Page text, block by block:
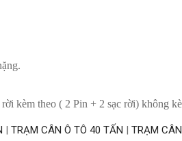
kèm theo ( 2 Pin + 2 sạc rời) không
| TRẠM CÂN Ô TÔ 40 TẤN | TRẠM